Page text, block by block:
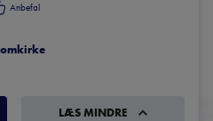
Anbefal
LÆS MINDRE